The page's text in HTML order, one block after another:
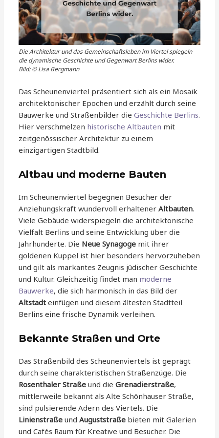
Die Architektur und das Gemeinschaftsleben im Viertel spiegeln
die dynamische Geschichte und Gegenwart Berlins wider.
Bild: © Lisa Bergmann
Das Scheunenviertel präsentiert sich als ein Mosaik
architektonischer Epochen und erzählt durch seine
Bauwerke und Straßenbilder dieGeschichte Berlins.
Hier verschmelzen historische Altbauten mit
zeitgenössischer Architektur zu einem
einzigartigen Stadtbild.
Altbau und moderne Bauten
Im Scheunenviertel begegnen Besucher der
Anziehungskraft wundervoll erhaltenerAltbauten.
Viele Gebäude widerspiegeln die architektonische
Vielfalt Berlins und seine Entwicklung über die
Jahrhunderte. Die Neue Synagoge mit ihrer
goldenen Kuppel ist hier besonders hervorzuheben
und gilt als markantes Zeugnis jüdischer Geschichte
und Kultur. Gleichzeitig findet man moderne
Bauwerke, die sich harmonisch in das Bild der
Altstadt einfügen und diesem ältesten Stadtteil
Berlins eine frische Dynamik verleihen.
Bekannte Straßen und Orte
Das Straßenbild des Scheunenviertels ist geprägt
durch seine charakteristischen Straßenzüge. Die
Rosenthaler Straße und dieGrenadierstraße,
mittlerweile bekannt als Alte Schönhauser Straße,
sind pulsierende Adern des Viertels. Die
Linienstraße undAuguststraße bieten mit Galerien
und Cafés Raum für Kreative und Besucher. Die